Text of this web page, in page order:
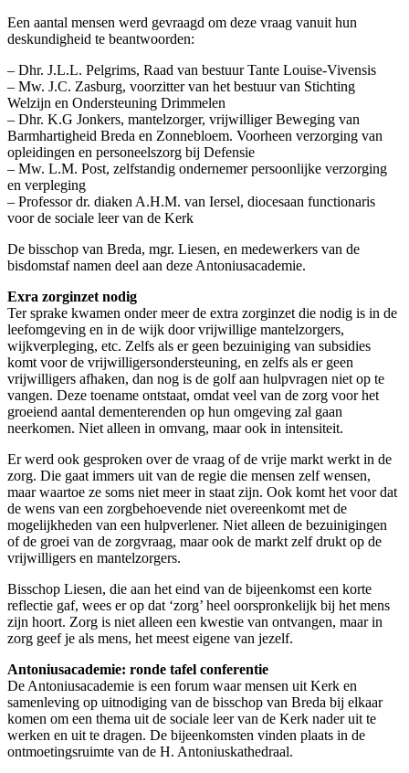
Een aantal mensen werd gevraagd om deze vraag vanuit hun
deskundigheid te beantwoorden:
– Dhr. J.L.L. Pelgrims, Raad van bestuur Tante Louise-Vivensis
– Mw. J.C. Zasburg, voorzitter van het bestuur van Stichting
Welzijn en Ondersteuning Drimmelen
– Dhr. K.G Jonkers, mantelzorger, vrijwilliger Beweging van
Barmhartigheid Breda en Zonnebloem. Voorheen verzorging van
opleidingen en personeelszorg bij Defensie
– Mw. L.M. Post, zelfstandig ondernemer persoonlijke verzorging
en verpleging
– Professor dr. diaken A.H.M. van Iersel, diocesaan functionaris
voor de sociale leer van de Kerk
De bisschop van Breda, mgr. Liesen, en medewerkers van de
bisdomstaf namen deel aan deze Antoniusacademie.
Exra zorginzet nodig
Ter sprake kwamen onder meer de extra zorginzet die nodig is in de
leefomgeving en in de wijk door vrijwillige mantelzorgers,
wijkverpleging, etc. Zelfs als er geen bezuiniging van subsidies
komt voor de vrijwilligersondersteuning, en zelfs als er geen
vrijwilligers afhaken, dan nog is de golf aan hulpvragen niet op te
vangen. Deze toename ontstaat, omdat veel van de zorg voor het
groeiend aantal dementerenden op hun omgeving zal gaan
neerkomen. Niet alleen in omvang, maar ook in intensiteit.
Er werd ook gesproken over de vraag of de vrije markt werkt in de
zorg. Die gaat immers uit van de regie die mensen zelf wensen,
maar waartoe ze soms niet meer in staat zijn. Ook komt het voor dat
de wens van een zorgbehoevende niet overeenkomt met de
mogelijkheden van een hulpverlener. Niet alleen de bezuinigingen
of de groei van de zorgvraag, maar ook de markt zelf drukt op de
vrijwilligers en mantelzorgers.
Bisschop Liesen, die aan het eind van de bijeenkomst een korte
reflectie gaf, wees er op dat ‘zorg’ heel oorspronkelijk bij het mens
zijn hoort. Zorg is niet alleen een kwestie van ontvangen, maar in
zorg geef je als mens, het meest eigene van jezelf.
Antoniusacademie: ronde tafel conferentie
De Antoniusacademie is een forum waar mensen uit Kerk en
samenleving op uitnodiging van de bisschop van Breda bij elkaar
komen om een thema uit de sociale leer van de Kerk nader uit te
werken en uit te dragen. De bijeenkomsten vinden plaats in de
ontmoetingsruimte van de H. Antoniuskathedraal.